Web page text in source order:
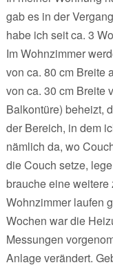
gab es in der
habe ich seit ca. 3
Im Wohnzimmer
von ca. 80 cm Breite
von ca. 30 cm Breite
Balkontüre) beheizt,
der Bereich, in dem
nämlich da, wo
die Couch setze,
brauche eine
Wohnzimmer laufen
Wochen war die
Messungen
Anlage verändert.